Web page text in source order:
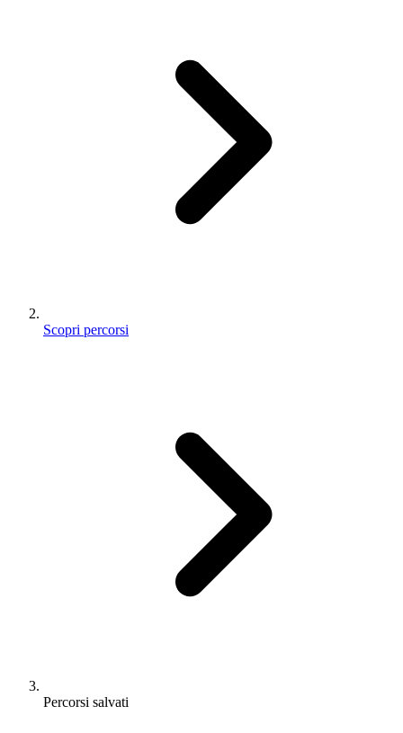
Scopri percorsi
Percorsi salvati